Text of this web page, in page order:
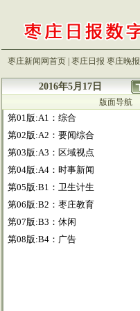
枣庄新闻网首页 枣庄日报 枣庄晚报
2016年5月17日
版面导航
第01版:A1：综合
第02版:A2：要闻综合
第03版:A3：区域视点
第04版:A4：时事新闻
第05版:B1：卫生计生
第06版:B2：枣庄教育
第07版:B3：休闲
第08版:B4：广告